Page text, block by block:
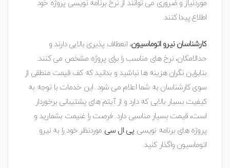
موردنیاز و ضروری می توانند از نرخ برنامه نویسی پروژه خود
اطلاع پیدا کنند.
کارشناسان نیرو اتوماسیون، انعطاف پذیری بالایی دارند و
حدالامکان، نرخ های مناسب را برای پروژه مشخص می کنند.
بنابراین نگران هزینه ها نباشید و بدانید که کف قیمت منطقی از
سوی کارشناسان به شما اعلام می شود. این خدمات با توجه به
کیفیت بسیار بالایی که دارد و از آیتم های پشتیبانی برخوردار
است، قیمت بسیار مناسبی دارد. فرصت را غنیمت بشمارید و
پروژه های برنامه نویسی پی ال سیموردنظر خود را به نیرو
اتوماسیون واگذار کنید.